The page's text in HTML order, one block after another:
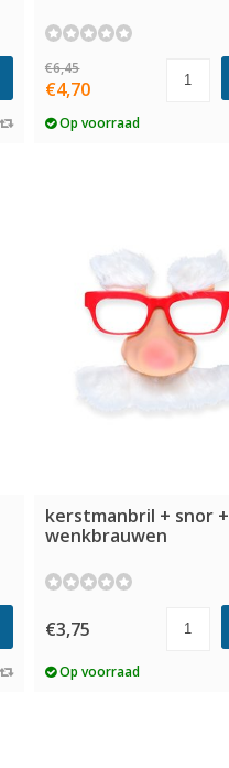
€6,45
€4,70
Op voorraad
kerstmanbril + snor +
wenkbrauwen
€3,75
Op voorraad